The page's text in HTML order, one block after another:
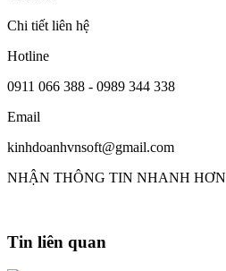
Chi tiết liên hệ
Hotline
0911 066 388 - 0989 344 338
Email
kinhdoanhvnsoft@gmail.com
NHẬN THÔNG TIN NHANH HƠN
Tin liên quan